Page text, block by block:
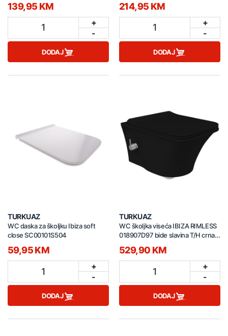
139,95 KM
1
+
-
DODAJ
214,95 KM
1
+
-
DODAJ
TURKUAZ
WC daska za školjku Ibiza soft
close SC00101S504
59,95 KM
1
+
-
DODAJ
TURKUAZ
WC školjka viseća IBIZA RIMLESS
018907D97 bide slavina T/H crna
mat
529,90 KM
1
+
-
DODAJ